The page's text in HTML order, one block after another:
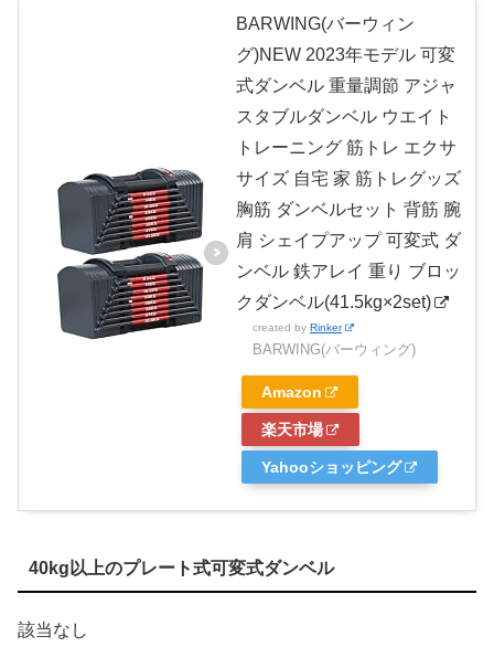
BARWING(バーウィン
グ)NEW 2023年モデル 可変
式ダンベル 重量調節 アジャ
スタブルダンベル ウエイト
トレーニング 筋トレ エクサ
サイズ 自宅 家 筋トレグッズ
胸筋 ダンベルセット 背筋 腕
肩 シェイプアップ 可変式 ダ
ンベル 鉄アレイ 重り ブロッ
クダンベル(41.5kg×2set)
created by Rinker
BARWING(バーウィング)
Amazon
楽天市場
Yahooショッピング
40kg以上のプレート式可変式ダンベル
該当なし